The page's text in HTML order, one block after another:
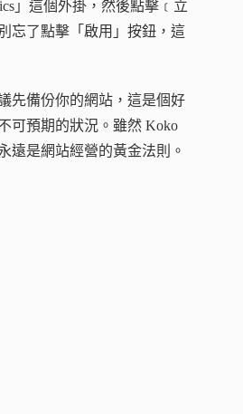
」這個外掛，然後點擊﹝立
忘了點擊「啟用」按鈕，這
先備份你的網站，這是個好
可預期的狀況。雖然 Koko
遠是網站經營的黃金法則。